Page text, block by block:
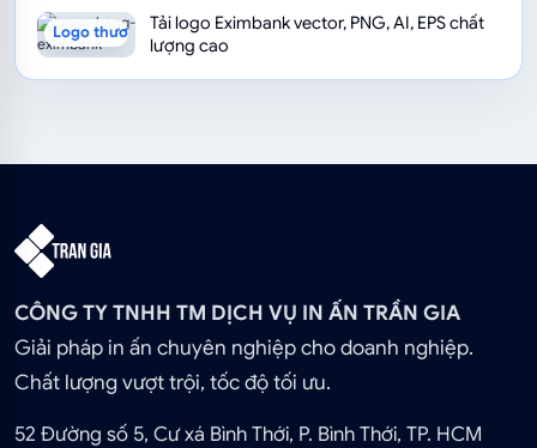
Logo thương hiệuTải logo Eximbank vector, PNG, AI, EPS chất
lượng cao
CÔNG TY TNHH TM DỊCH VỤ IN ẤN TRẦN GIA
Giải pháp in ấn chuyên nghiệp cho doanh nghiệp.
Chất lượng vượt trội, tốc độ tối ưu.
52 Đường số 5, Cư xá Bình Thới, P. Bình Thới, TP. HCM